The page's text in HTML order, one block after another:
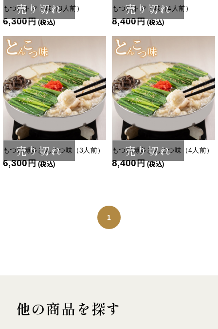
売り切れ
もつ鍋トマト味（3人前）
6,300円 (税込)
売り切れ
もつ鍋トマト味（4人前）
8,400円 (税込)
売り切れ
もつ鍋博多とんこつ味（3人前）
6,300円 (税込)
売り切れ
もつ鍋博多とんこつ味（4人前）
8,400円 (税込)
1
他の商品を探す